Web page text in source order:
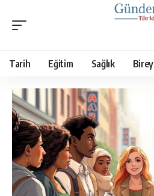
Tarih Eğitim Sağlık Birey